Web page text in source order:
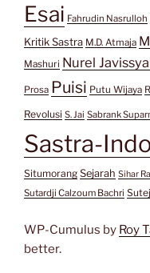
Esai Fahrudin Nasrulloh
Kritik Sastra M.D. Atmaja
Mashuri Nurel
Prosa Puisi Putu Wijaya
Revolusi S. Jai Sabrank
Sastra-
Situmorang Sejarah Sihar
Sutardji Calzoum Bachri
WP-Cumulus by Roy
better.